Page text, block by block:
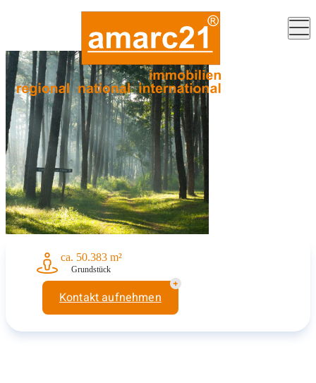
Bereits
vermittelt
ca. 50.383 m²
Grundstück
Kontakt aufnehmen